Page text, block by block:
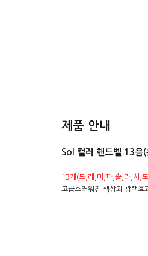
제품 안내
Sol 컬러 핸드벨 13음
13개(도,레,미,파,솔,라,시,
고급스러워진 색상과 광택효